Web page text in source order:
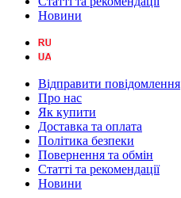
Новини
Відправити повідомлення
Про нас
Як купити
Доставка та оплата
Політика безпеки
Повернення та обмін
Статті та рекомендації
Новини